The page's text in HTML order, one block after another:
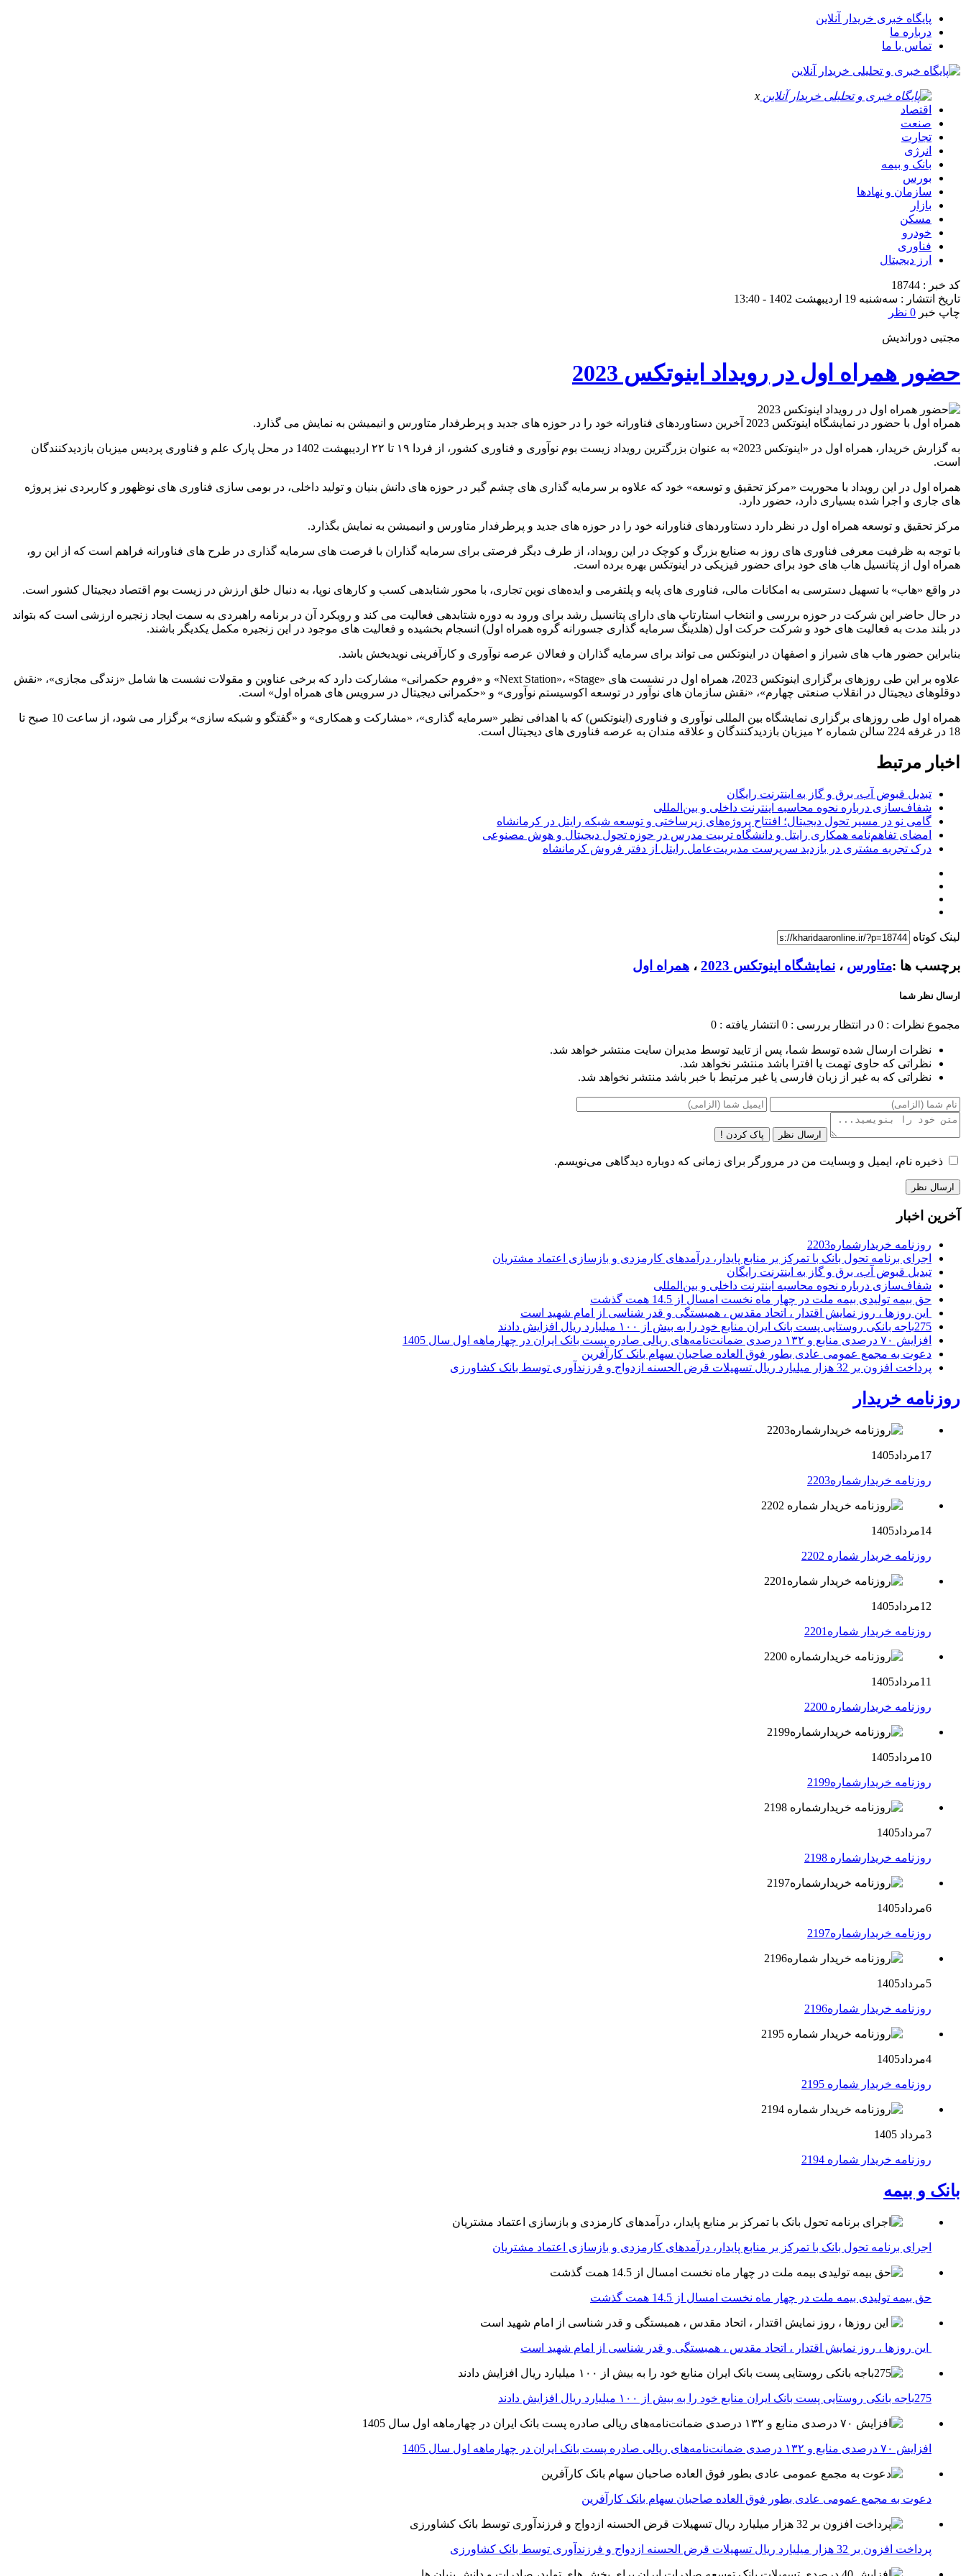
پایگاه خبری خریدار آنلاین
درباره ما
تماس با ما
x
اقتصاد
صنعت
تجارت
انرژی
بانک و بیمه
بورس
سازمان و نهادها
بازار
مسکن
خودرو
فناوری
ارز دیجیتال
کد خبر : 18744
تاریخ انتشار : سه‌شنبه 19 اردیبهشت 1402 - 13:40
چاپ خبر 0 نظر
مجتبی دوراندیش
حضور همراه اول در رویداد اینوتکس 2023
همراه اول با حضور در نمایشگاه اینوتکس 2023 آخرین دستاوردهای فناورانه خود را در حوزه های جدید و پرطرفدار متاورس و انیمیشن به نمایش می گذارد.
به گزارش خریدار، همراه اول در «اینوتکس 2023» به عنوان بزرگترین رویداد زیست بوم نوآوری و فناوری کشور، از فردا ۱۹ تا ۲۲ اردیبهشت 1402 در محل پارک علم و فناوری پردیس میزبان بازدیدکنندگان
است.
همراه اول در این رویداد با محوریت «مرکز تحقیق و توسعه» خود که علاوه بر سرمایه گذاری های چشم گیر در حوزه های دانش بنیان و تولید داخلی، در بومی سازی فناوری های نوظهور و کاربردی نیز پروژه
های جاری و اجرا شده بسیاری دارد، حضور دارد.
مرکز تحقیق و توسعه همراه اول در نظر دارد دستاوردهای فناورانه خود را در حوزه های جدید و پرطرفدار متاورس و انیمیشن به نمایش بگذارد.
با توجه به ظرفیت معرفی فناوری های روز به صنایع بزرگ و کوچک در این رویداد، از طرف دیگر فرصتی برای سرمایه گذاران با فرصت های سرمایه گذاری در طرح های فناورانه فراهم است که از این رو،
همراه اول از پتانسیل هاب های خود برای حضور فیزیکی در اینوتکس بهره برده است.
در واقع «هاب» با تسهیل دسترسی به امکانات مالی، فناوری های پایه و پلتفرمی و ایده‌های نوین تجاری، با محور شتابدهی کسب و کارهای نوپا، به دنبال خلق ارزش در زیست بوم اقتصاد دیجیتال کشور است.
در حال حاضر این شرکت در حوزه بررسی و انتخاب استارتاپ های دارای پتانسیل رشد برای ورود به دوره شتابدهی فعالیت می کند و رویکرد آن در برنامه راهبردی به سمت ایجاد زنجیره ارزشی است که بتواند
در بلند مدت به فعالیت های خود و شرکت حرکت اول (هلدينگ سرمايه گذاری جسورانه گروه همراه اول) انسجام بخشیده و فعالیت های موجود در این زنجیره مکمل یکدیگر باشند.
بنابراین حضور هاب های شیراز و اصفهان در اینوتکس می تواند برای سرمایه گذاران و فعالان عرصه نوآوری و کارآفرینی نویدبخش باشد.
علاوه بر این طی روزهای برگزاری اینوتکس 2023، همراه اول در نشست های «Next Station»، «Stage» و «فروم حکمرانی» مشارکت دارد که برخی عناوین و مقولات نشست ها شامل «زندگی مجازی»، «نقش
دوقلوهای دیجیتال در انقلاب صنعتی چهارم»، «نقش سازمان های نوآور در توسعه اکوسیستم نوآوری» و «حکمرانی دیجیتال در سرویس های همراه اول» است.
همراه اول طی روزهای برگزاری نمایشگاه بین المللی نوآوری و فناوری (اینوتکس) که با اهدافی نظیر «سرمایه گذاری»، «مشارکت و همکاری» و «گفتگو و شبکه سازی» برگزار می شود، از ساعت 10 صبح تا
18 در غرفه 224 سالن شماره ۲ میزبان بازدیدکنندگان و علاقه مندان به عرصه فناوری های دیجیتال است.
اخبار مرتبط
تبدیل قبوض آب، برق و گاز به اینترنت رایگان
شفاف‌سازی درباره نحوه محاسبه اینترنت داخلی و بین‌المللی
گامی نو در مسیر تحول دیجیتال؛ افتتاح پروژه‌های زیرساختی و توسعه شبکه رایتل در کرمانشاه
امضای تفاهم‌نامه همکاری رایتل و دانشگاه تربیت مدرس در حوزه تحول دیجیتال و هوش مصنوعی
درک تجربه مشتری در بازدید سرپرست مدیریت‌عامل رایتل از دفتر فروش کرمانشاه
لینک کوتاه
برچسب ها :متاورس ، نمایشگاه اینوتکس 2023 ، همراه اول
ارسال نظر شما
مجموع نظرات : 0 در انتظار بررسی : 0 انتشار یافته : 0
نظرات ارسال شده توسط شما، پس از تایید توسط مدیران سایت منتشر خواهد شد.
نظراتی که حاوی تهمت یا افترا باشد منتشر نخواهد شد.
نظراتی که به غیر از زبان فارسی یا غیر مرتبط با خبر باشد منتشر نخواهد شد.
ارسال نظر پاک کردن !
ذخیره نام، ایمیل و وبسایت من در مرورگر برای زمانی که دوباره دیدگاهی می‌نویسم.
آخرین اخبار
روزنامه خریدارشماره2203
اجرای برنامه تحول بانک با تمرکز بر منابع پایدار، درآمدهای کارمزدی و بازسازی اعتماد مشتریان
تبدیل قبوض آب، برق و گاز به اینترنت رایگان
شفاف‌سازی درباره نحوه محاسبه اینترنت داخلی و بین‌المللی
حق بیمه تولیدی بیمه ملت در چهار ماه نخست امسال از 14.5 همت گذشت
این روزها ، روز نمایش اقتدار ، اتحاد مقدس ، همبستگی و قدر شناسی از امام شهید است
275باجه بانکی روستایی پست بانک ایران منابع خود را به بیش از ۱۰۰ میلیارد ریال افزایش دادند
افزایش ۷۰ درصدی منابع و ۱۳۲ درصدی ضمانت‌نامه‌های ریالی صادره پست بانک ایران در چهارماهه اول سال 1405
دعوت به مجمع عمومی عادی بطور فوق العاده صاحبان سهام بانک کارآفرین
پرداخت افزون بر 32 هزار میلیارد ریال تسهیلات قرض الحسنه ازدواج و فرزندآوری توسط بانک کشاورزی
روزنامه خریدار
17مرداد1405
روزنامه خریدارشماره2203
14مرداد1405
روزنامه خریدار شماره 2202
12مرداد1405
روزنامه خریدار شماره2201
11مرداد1405
روزنامه خریدارشماره 2200
10مرداد1405
روزنامه خریدارشماره2199
7مرداد1405
روزنامه خریدارشماره 2198
6مرداد1405
روزنامه خریدارشماره2197
5مرداد1405
روزنامه خریدار شماره2196
4مرداد1405
روزنامه خریدار شماره 2195
3مرداد 1405
روزنامه خریدار شماره 2194
بانک و بیمه
اجرای برنامه تحول بانک با تمرکز بر منابع پایدار، درآمدهای کارمزدی و بازسازی اعتماد مشتریان
حق بیمه تولیدی بیمه ملت در چهار ماه نخست امسال از 14.5 همت گذشت
این روزها ، روز نمایش اقتدار ، اتحاد مقدس ، همبستگی و قدر شناسی از امام شهید است
275باجه بانکی روستایی پست بانک ایران منابع خود را به بیش از ۱۰۰ میلیارد ریال افزایش دادند
افزایش ۷۰ درصدی منابع و ۱۳۲ درصدی ضمانت‌نامه‌های ریالی صادره پست بانک ایران در چهارماهه اول سال 1405
دعوت به مجمع عمومی عادی بطور فوق العاده صاحبان سهام بانک کارآفرین
پرداخت افزون بر 32 هزار میلیارد ریال تسهیلات قرض الحسنه ازدواج و فرزندآوری توسط بانک کشاورزی